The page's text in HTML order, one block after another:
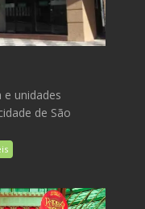
unidades
de São